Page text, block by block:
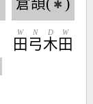
倉頡( ✱ )
田
W
弓
N
木
D
田
W